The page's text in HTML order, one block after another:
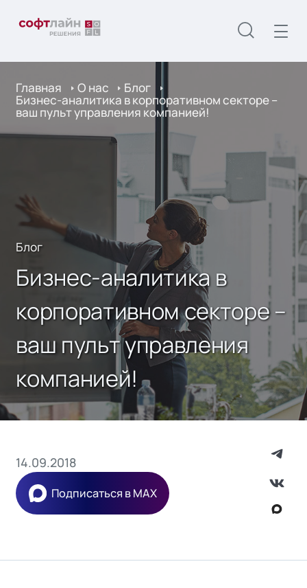
Главная О нас Блог
Бизнес-аналитика в корпоративном секторе –
ваш пульт управления компанией!
Блог
Бизнес-аналитика в
корпоративном секторе –
ваш пульт управления
компанией!
14.09.2018
Подписаться в MAX